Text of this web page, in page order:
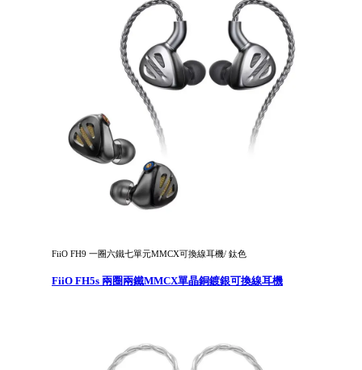
FiiO FH9 一圈六鐵七單元MMCX可換線耳機/ 鈦色
FiiO FH5s 兩圈兩鐵MMCX單晶銅鍍銀可換線耳機